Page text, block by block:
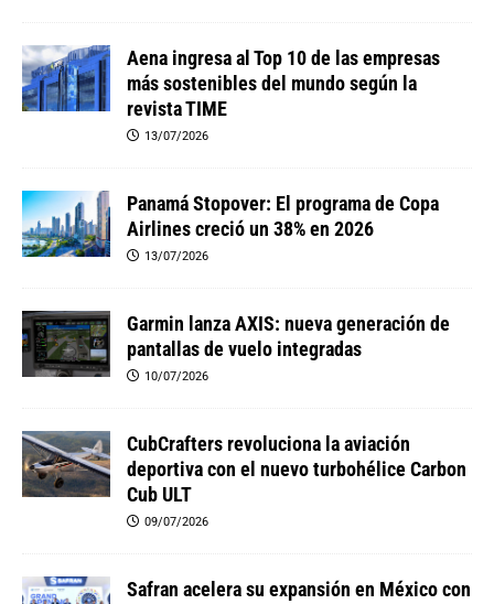
Aena ingresa al Top 10 de las empresas
más sostenibles del mundo según la
revista TIME
13/07/2026
Panamá Stopover: El programa de Copa
Airlines creció un 38% en 2026
13/07/2026
Garmin lanza AXIS: nueva generación de
pantallas de vuelo integradas
10/07/2026
CubCrafters revoluciona la aviación
deportiva con el nuevo turbohélice Carbon
Cub ULT
09/07/2026
Safran acelera su expansión en México con